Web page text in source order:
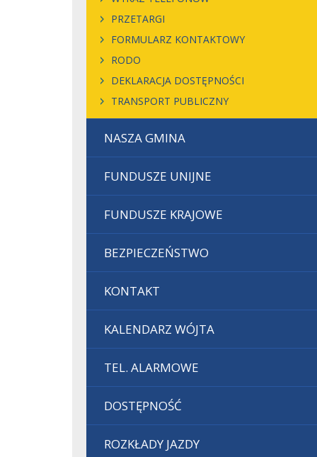
PRZETARGI
FORMULARZ KONTAKTOWY
RODO
DEKLARACJA DOSTĘPNOŚCI
TRANSPORT PUBLICZNY
NASZA GMINA
FUNDUSZE UNIJNE
FUNDUSZE KRAJOWE
BEZPIECZEŃSTWO
KONTAKT
KALENDARZ WÓJTA
TEL. ALARMOWE
DOSTĘPNOŚĆ
ROZKŁADY JAZDY